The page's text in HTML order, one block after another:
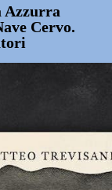
Azzurra
Cervo.